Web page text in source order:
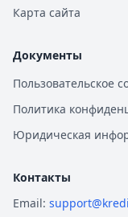
Карта сайта
Документы
Пользовательское
Политика
Юридическая
Контакты
Email: